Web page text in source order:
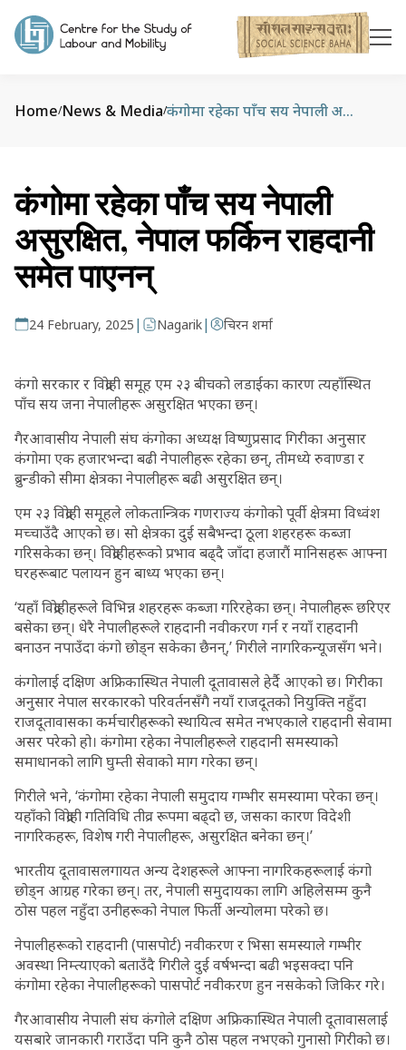
Home/News & Media/ कंगोमा रहेका पाँच सय नेपाली असुरक्षित, नेपाल फर्किन राहदानी समेत पाएनन्
कंगोमा रहेका पाँच सय नेपाली
असुरक्षित, नेपाल फर्किन राहदानी
समेत पाएनन्
24 February, 2025 | Nagarik| चिरन शर्मा
कंगो सरकार र विद्रोही समूह एम २३ बीचको लडाईका कारण त्यहाँस्थित
पाँच सय जना नेपालीहरू असुरक्षित भएका छन्।
गैरआवासीय नेपाली संघ कंगोका अध्यक्ष विष्णुप्रसाद गिरीका अनुसार
कंगोमा एक हजारभन्दा बढी नेपालीहरू रहेका छन्, तीमध्ये रुवाण्डा र
ब्रुन्डीको सीमा क्षेत्रका नेपालीहरू बढी असुरक्षित छन्।
एम २३ विद्रोही समूहले लोकतान्त्रिक गणराज्य कंगोको पूर्वी क्षेत्रमा विध्वंश
मच्चाउँदै आएको छ। सो क्षेत्रका दुई सबैभन्दा ठूला शहरहरू कब्जा
गरिसकेका छन्। विद्रोहीहरूको प्रभाव बढ्दै जाँदा हजारौं मानिसहरू आफ्ना
घरहरूबाट पलायन हुन बाध्य भएका छन्।
‘यहाँ विद्रोहीहरूले विभिन्न शहरहरू कब्जा गरिरहेका छन्। नेपालीहरू छरिएर
बसेका छन्। धेरै नेपालीहरूले राहदानी नवीकरण गर्न र नयाँ राहदानी
बनाउन नपाउँदा कंगो छोड्न सकेका छैनन्,’ गिरीले नागरिकन्यूजसँग भने।
कंगोलाई दक्षिण अफ्रिकास्थित नेपाली दूतावासले हेर्दै आएको छ। गिरीका
अनुसार नेपाल सरकारको परिवर्तनसँगै नयाँ राजदूतको नियुक्ति नहुँदा
राजदूतावासका कर्मचारीहरूको स्थायित्व समेत नभएकाले राहदानी सेवामा
असर परेको हो। कंगोमा रहेका नेपालीहरूले राहदानी समस्याको
समाधानको लागि घुम्ती सेवाको माग गरेका छन्।
गिरीले भने, ‘कंगोमा रहेका नेपाली समुदाय गम्भीर समस्यामा परेका छन्।
यहाँको विद्रोही गतिविधि तीव्र रूपमा बढ्दो छ, जसका कारण विदेशी
नागरिकहरू, विशेष गरी नेपालीहरू, असुरक्षित बनेका छन्।’
भारतीय दूतावासलगायत अन्य देशहरूले आफ्ना नागरिकहरूलाई कंगो
छोड्न आग्रह गरेका छन्। तर, नेपाली समुदायका लागि अहिलेसम्म कुनै
ठोस पहल नहुँदा उनीहरूको नेपाल फिर्ती अन्योलमा परेको छ।
नेपालीहरूको राहदानी (पासपोर्ट) नवीकरण र भिसा समस्याले गम्भीर
अवस्था निम्त्याएको बताउँदै गिरीले दुई वर्षभन्दा बढी भइसक्दा पनि
कंगोमा रहेका नेपालीहरूको पासपोर्ट नवीकरण हुन नसकेको जिकिर गरे।
गैरआवासीय नेपाली संघ कंगोले दक्षिण अफ्रिकास्थित नेपाली दूतावासलाई
यसबारे जानकारी गराउँदा पनि कुनै ठोस पहल नभएको गुनासो गिरीको छ।